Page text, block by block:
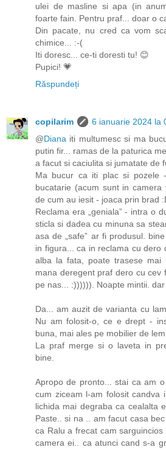
ulei de masline si apa (in
foarte fain. Pentru praf... doar o
Din pacate, nu cred ca vom
chimice... :-(
Iti doresc... ce-ti doresti tu! 😊
Pupici! 💗
Răspundeți
copilarim
6 ianuarie 2024 la
@Diana iti multumesc si ma
putin fir... ramas de la paturica
a facut si caciulita si jumatate de
Ma bucur ca iti plac si pozele
bucatarie (acum sunt in camera
de cum au iesit - joaca prin brad
Reclama era „geniala” - intra o
sticla si dadea cu minuna sa
asa de „safe” ar fi produsul.
in figura... ca in reclama cu dero
alba la fata, poate trasese mai
mana deregent praf dero cu cev
pe nas... :)))))). Noapte mintii. dar
Da... am auzit de varianta cu
Nu am folosit-o, ce e drept -
buna, mai ales pe mobilier de
La praf merge si o laveta in
bine.
Apropo de pronto... stai ca am
cum ziceam l-am folosit candva
lichida mai degraba ca cealalta
Paste.. si na .. am facut casa
ca Ralu a frecat cam
camera ei.. ca atunci cand s-a